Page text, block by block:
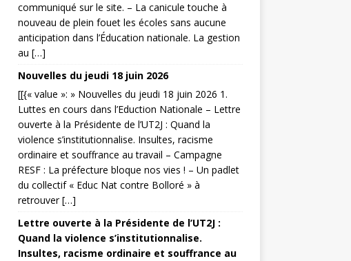
communiqué sur le site. – La canicule touche à
nouveau de plein fouet les écoles sans aucune
anticipation dans l’Éducation nationale. La gestion
au […]
Nouvelles du jeudi 18 juin 2026
[[{« value »: » Nouvelles du jeudi 18 juin 2026 1.
Luttes en cours dans l’Eduction Nationale – Lettre
ouverte à la Présidente de l’UT2J : Quand la
violence s’institutionnalise. Insultes, racisme
ordinaire et souffrance au travail – Campagne
RESF : La préfecture bloque nos vies ! – Un padlet
du collectif « Educ Nat contre Bolloré » à
retrouver […]
Lettre ouverte à la Présidente de l’UT2J :
Quand la violence s’institutionnalise.
Insultes, racisme ordinaire et souffrance au